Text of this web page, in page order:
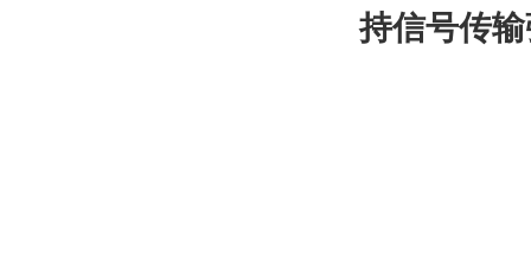
持信号传